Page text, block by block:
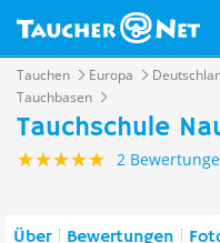
Tauchen Europa
Tauchbasen
Tauchschule
2
Über Bewertungen